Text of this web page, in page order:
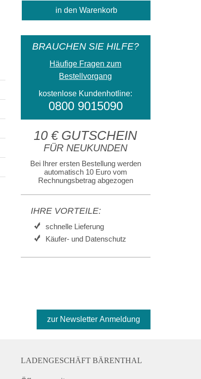
BRAUCHEN SIE HILFE?
Häufige Fragen zum
Bestellvorgang
kostenlose Kundenhotline:
0800 9015090
10 € GUTSCHEIN
FÜR NEUKUNDEN
Bei Ihrer ersten Bestellung werden
automatisch 10 Euro vom
Rechnungsbetrag abgezogen
IHRE VORTEILE:
schnelle Lieferung
Käufer- und Datenschutz
LADENGESCHÄFT BÄRENTHAL